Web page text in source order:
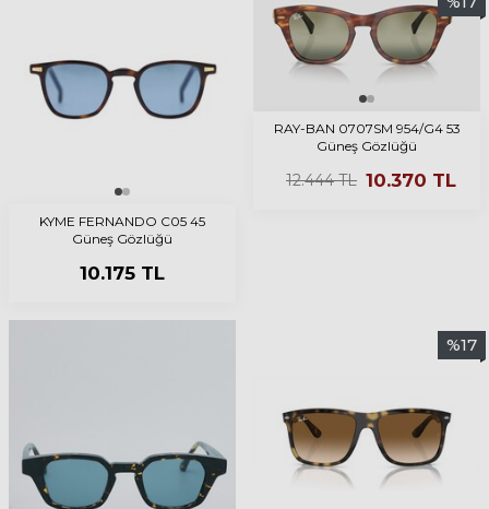
KYME FERNANDO C05 45
Güneş Gözlüğü
10.175 TL
RAY-BAN 0707SM 954/G4 53
Güneş Gözlüğü
12.444TL 10.370 TL
%17